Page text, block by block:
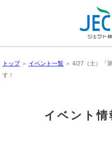
トップ＞ イベント一覧 ＞ 4/27（土）「
す！
イベント情